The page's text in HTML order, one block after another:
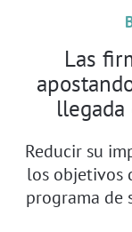
Las
llegada
Reducir su
los objetivos
programa de